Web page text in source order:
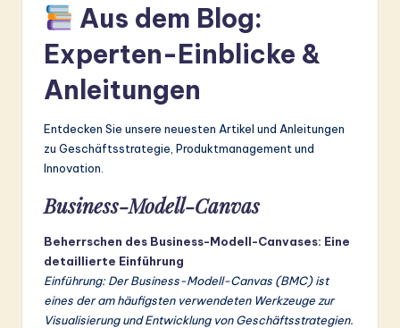
Aus dem Blog:
Experten-Einblicke &
Anleitungen
Entdecken Sie unsere neuesten Artikel und Anleitungen
zu Geschäftsstrategie, Produktmanagement und
Innovation.
Business-Modell-Canvas
Beherrschen des Business-Modell-Canvases: Eine
detaillierte Einführung
Einführung: Der Business-Modell-Canvas (BMC) ist
eines der am häufigsten verwendeten Werkzeuge zur
Visualisierung und Entwicklung von Geschäftsstrategien.